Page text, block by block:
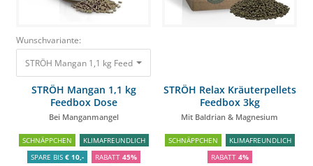
Wunschvariante:
STRÖH Mangan 1,1 kg Feedbox Dose Bei Manganmangel
STRÖH Mangan 1,1 kg
Feedbox Dose
Bei Manganmangel
SCHNÄPPCHEN
KLIMAFREUNDLICH
SPARE BIS € 10,- RABATT 45%
STRÖH Relax Kräuterpellets
Feedbox 3kg
Mit Baldrian & Magnesium
SCHNÄPPCHEN
KLIMAFREUNDLICH
RABATT 4%